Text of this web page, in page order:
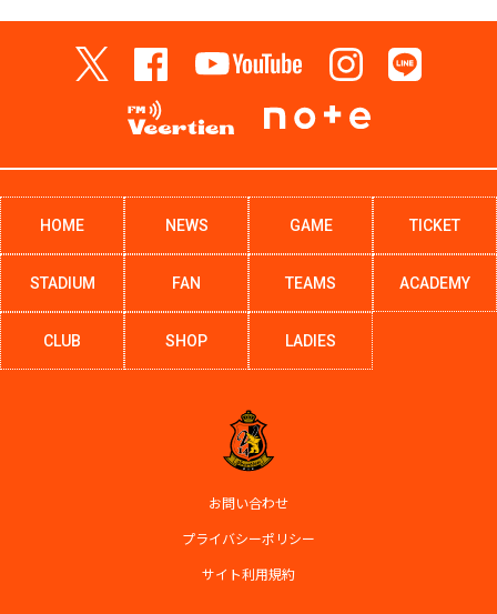
HOME NEWS GAME TICKET
STADIUM FAN TEAMS ACADEMY
CLUB SHOP LADIES
お問い合わせ
プライバシーポリシー
サイト利用規約